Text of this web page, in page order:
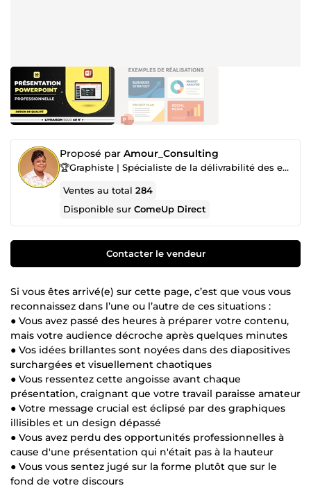
Proposé par Amour_Consulting
🏆Graphiste | Spécialiste de la délivrabilité des emails |Marketing digital| Cohôte Airbnb & Booking
Ventes au total284
Disponible surComeUp Direct
Contacter le vendeur
Si vous êtes arrivé(e) sur cette page, c’est que vous vous
reconnaissez dans l’une ou l’autre de ces situations :
● Vous avez passé des heures à préparer votre contenu,
mais votre audience décroche après quelques minutes
● Vos idées brillantes sont noyées dans des diapositives
surchargées et visuellement chaotiques
● Vous ressentez cette angoisse avant chaque
présentation, craignant que votre travail paraisse amateur
● Votre message crucial est éclipsé par des graphiques
illisibles et un design dépassé
● Vous avez perdu des opportunités professionnelles à
cause d'une présentation qui n'était pas à la hauteur
● Vous vous sentez jugé sur la forme plutôt que sur le
fond de votre discours